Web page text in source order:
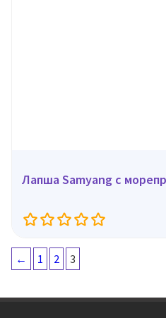
Лапша Samyang с
← 1 2 3